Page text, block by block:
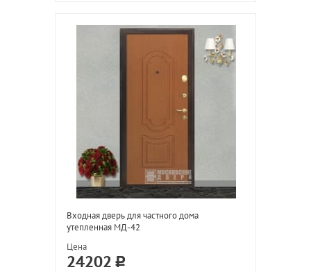
Входная дверь для частного дома
утепленная МД-42
Цена
24202